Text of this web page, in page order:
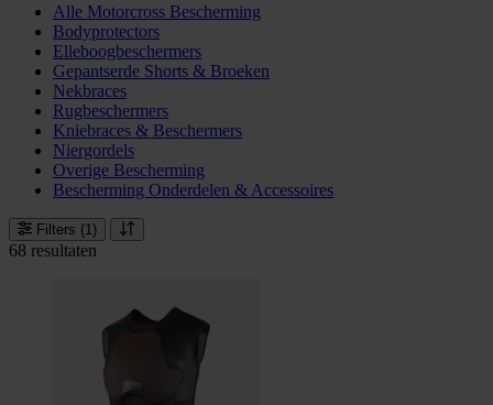
Alle Motorcross Bescherming
Bodyprotectors
Elleboogbeschermers
Gepantserde Shorts & Broeken
Nekbraces
Rugbeschermers
Kniebraces & Beschermers
Niergordels
Overige Bescherming
Bescherming Onderdelen & Accessoires
Filters (1)
68 resultaten